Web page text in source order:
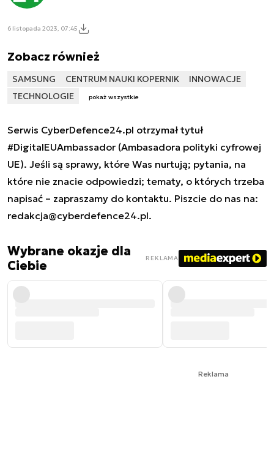
6 listopada 2023, 07:45
Zobacz również
SAMSUNG CENTRUM NAUKI KOPERNIK
INNOWACJE
TECHNOLOGIE
pokaż wszystkie
Serwis CyberDefence24.pl otrzymał tytuł
#DigitalEUAmbassador (Ambasadora polityki cyfrowej
UE). Jeśli są sprawy, które Was nurtują; pytania, na
które nie znacie odpowiedzi; tematy, o których trzeba
napisać – zapraszamy do kontaktu. Piszcie do nas na:
redakcja@cyberdefence24.pl.
Wybrane okazje dla
Ciebie
REKLAMA
Reklama